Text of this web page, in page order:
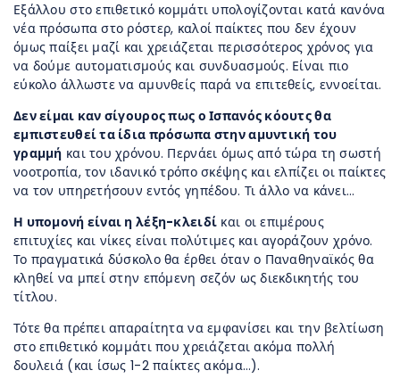
Εξάλλου στο επιθετικό κομμάτι υπολογίζονται κατά κανόνα
νέα πρόσωπα στο ρόστερ, καλοί παίκτες που δεν έχουν
όμως παίξει μαζί και χρειάζεται περισσότερος χρόνος για
να δούμε αυτοματισμούς και συνδυασμούς. Είναι πιο
εύκολο άλλωστε να αμυνθείς παρά να επιτεθείς, εννοείται.
Δεν είμαι καν σίγουρος πως ο Ισπανός κόουτς θα
εμπιστευθεί τα ίδια πρόσωπα στην αμυντική του
γραμμή και του χρόνου. Περνάει όμως από τώρα τη σωστή
νοοτροπία, τον ιδανικό τρόπο σκέψης και ελπίζει οι παίκτες
να τον υπηρετήσουν εντός γηπέδου. Τι άλλο να κάνει…
Η υπομονή είναι η λέξη-κλειδί και οι επιμέρους
επιτυχίες και νίκες είναι πολύτιμες και αγοράζουν χρόνο.
Το πραγματικά δύσκολο θα έρθει όταν ο Παναθηναϊκός θα
κληθεί να μπεί στην επόμενη σεζόν ως διεκδικητής του
τίτλου.
Τότε θα πρέπει απαραίτητα να εμφανίσει και την βελτίωση
στο επιθετικό κομμάτι που χρειάζεται ακόμα πολλή
δουλειά (και ίσως 1-2 παίκτες ακόμα…).